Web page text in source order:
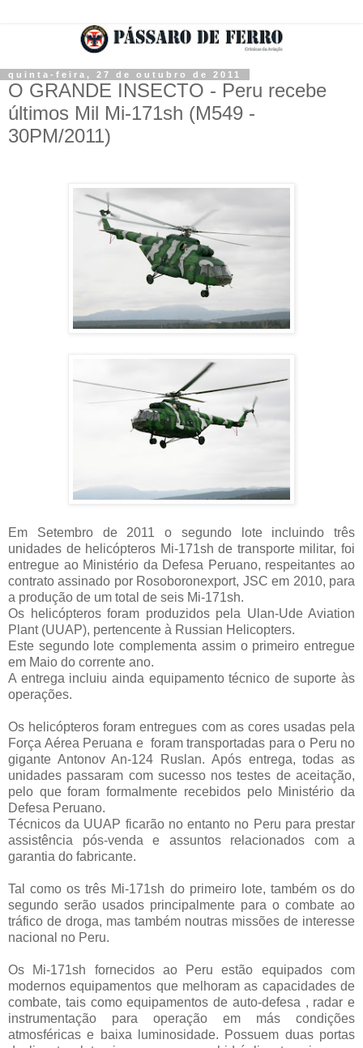
quinta-feira, 27 de outubro de 2011
O GRANDE INSECTO - Peru recebe
últimos Mil Mi-171sh (M549 -
30PM/2011)
Em Setembro de 2011 o segundo lote incluindo três
unidades de helicópteros Mi-171sh de transporte militar, foi
entregue ao Ministério da Defesa Peruano, respeitantes ao
contrato assinado por Rosoboronexport, JSC em 2010, para
a produção de um total de seis Mi-171sh.
Os helicópteros foram produzidos pela Ulan-Ude Aviation
Plant (UUAP), pertencente à Russian Helicopters.
Este segundo lote complementa assim o primeiro entregue
em Maio do corrente ano.
A entrega incluiu ainda equipamento técnico de suporte às
operações.
Os helicópteros foram entregues com as cores usadas pela
Força Aérea Peruana e foram transportadas para o Peru no
gigante Antonov An-124 Ruslan. Após entrega, todas as
unidades passaram com sucesso nos testes de aceitação,
pelo que foram formalmente recebidos pelo Ministério da
Defesa Peruano.
Técnicos da UUAP ficarão no entanto no Peru para prestar
assistência pós-venda e assuntos relacionados com a
garantia do fabricante.
Tal como os três Mi-171sh do primeiro lote, também os do
segundo serão usados principalmente para o combate ao
tráfico de droga, mas também noutras missões de interesse
nacional no Peru.
Os Mi-171sh fornecidos ao Peru estão equipados com
modernos equipamentos que melhoram as capacidades de
combate, tais como equipamentos de auto-defesa , radar e
instrumentação para operação em más condições
atmosféricas e baixa luminosidade. Possuem duas portas